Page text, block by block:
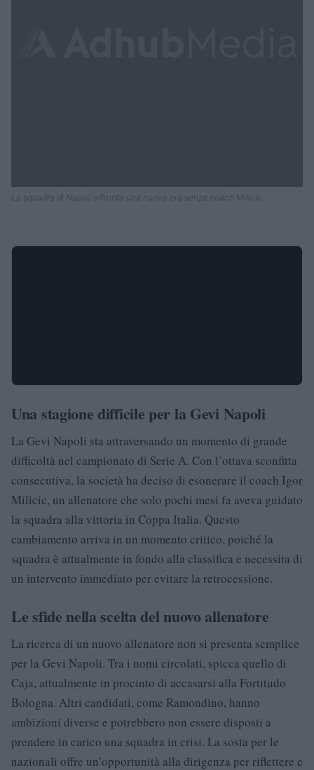
La squadra di Napoli affronta una nuova era senza coach Milicic.
Una stagione difficile per la Gevi Napoli
La Gevi Napoli sta attraversando un momento di grande
difficoltà nel campionato di Serie A. Con l’ottava sconfitta
consecutiva, la società ha deciso di esonerare il coach Igor
Milicic, un allenatore che solo pochi mesi fa aveva guidato
la squadra alla vittoria in Coppa Italia. Questo
cambiamento arriva in un momento critico, poiché la
squadra è attualmente in fondo alla classifica e necessita di
un intervento immediato per evitare la retrocessione.
Le sfide nella scelta del nuovo allenatore
La ricerca di un nuovo allenatore non si presenta semplice
per la Gevi Napoli. Tra i nomi circolati, spicca quello di
Caja, attualmente in procinto di accasarsi alla Fortitudo
Bologna. Altri candidati, come Ramondino, hanno
ambizioni diverse e potrebbero non essere disposti a
prendere in carico una squadra in crisi. La sosta per le
nazionali offre un’opportunità alla dirigenza per riflettere e